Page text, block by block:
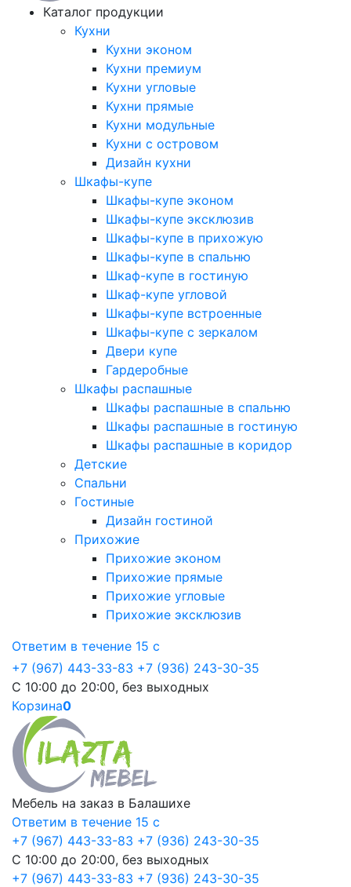
Каталог продукции
Кухни
Кухни эконом
Кухни премиум
Кухни угловые
Кухни прямые
Кухни модульные
Кухни с островом
Дизайн кухни
Шкафы-купе
Шкафы-купе эконом
Шкафы-купе эксклюзив
Шкафы-купе в прихожую
Шкафы-купе в спальню
Шкаф-купе в гостиную
Шкаф-купе угловой
Шкафы-купе встроенные
Шкафы-купе с зеркалом
Двери купе
Гардеробные
Шкафы распашные
Шкафы распашные в спальню
Шкафы распашные в гостиную
Шкафы распашные в коридор
Детские
Спальни
Гостиные
Дизайн гостиной
Прихожие
Прихожие эконом
Прихожие прямые
Прихожие угловые
Прихожие эксклюзив
Ответим в течение 15 с
+7 (967) 443-33-83 +7 (936) 243-30-35
С 10:00 до 20:00, без выходных
Корзина0
Мебель на заказ в Балашихе
Ответим в течение 15 с
+7 (967) 443-33-83 +7 (936) 243-30-35
С 10:00 до 20:00, без выходных
+7 (967) 443-33-83 +7 (936) 243-30-35